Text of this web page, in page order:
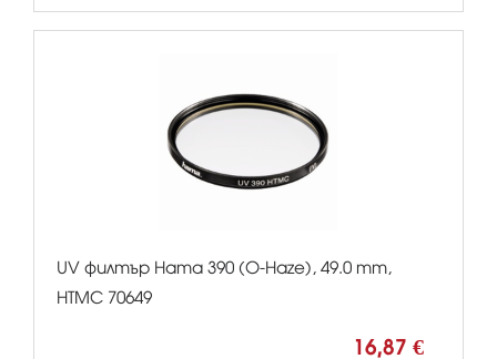
UV филтър Hama 390 (O-Haze), 49.0 mm,
HTMC 70649
16,87 €